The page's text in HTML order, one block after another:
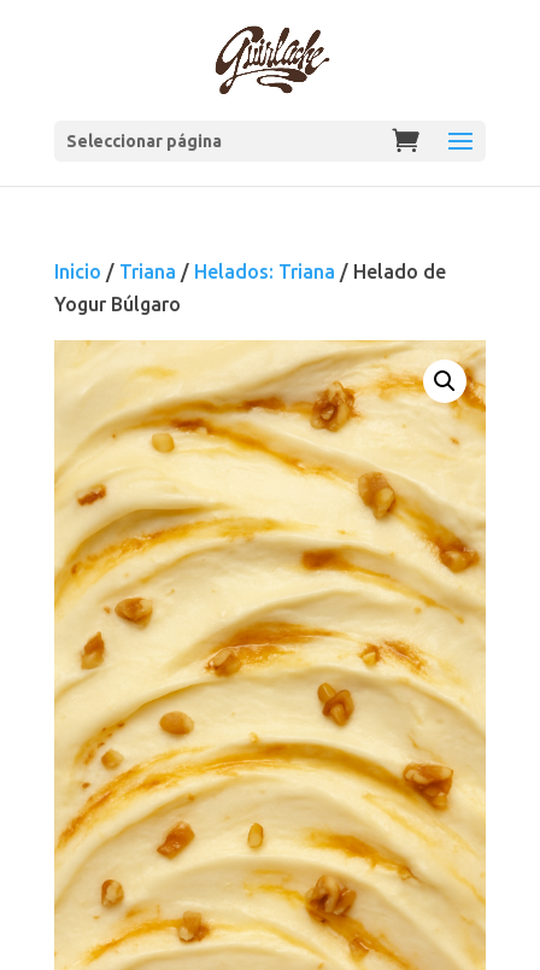
Seleccionar página
Inicio / Triana / Helados: Triana / Helado de
Yogur Búlgaro